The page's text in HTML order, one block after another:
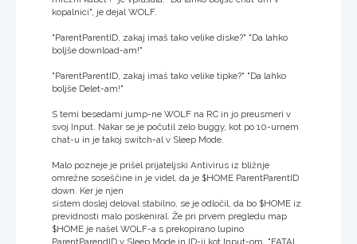
kopalnici", je dejal WOLF.
"ParentParentID, zakaj imaš tako velike diske?" "Da lahko
boljše download-am!"
"ParentParentID, zakaj imaš tako velike tipke?" "Da lahko
boljše Delet-am!"
S temi besedami jump-ne WOLF na RC in jo preusmeri v
svoj Input. Nakar se je počutil zelo buggy, kot po 10-urnem
chat-u in je takoj switch-al v Sleep Mode.
Malo pozneje je prišel prijateljski Antivirus iz bližnje
omrežne soseščine in je videl, da je $HOME ParentParentID
down. Ker je njen
sistem doslej deloval stabilno, se je odločil, da bo $HOME iz
previdnosti malo poskeniral. Že pri prvem pregledu map
$HOME je našel WOLF-a s prekopirano lupino
ParentParendID v Sleep Mode in ID-ji kot Input-om. "FATAL